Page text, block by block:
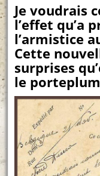
Je voudrais
l’effet qu’a
l’armistice
Cette
surprises
le